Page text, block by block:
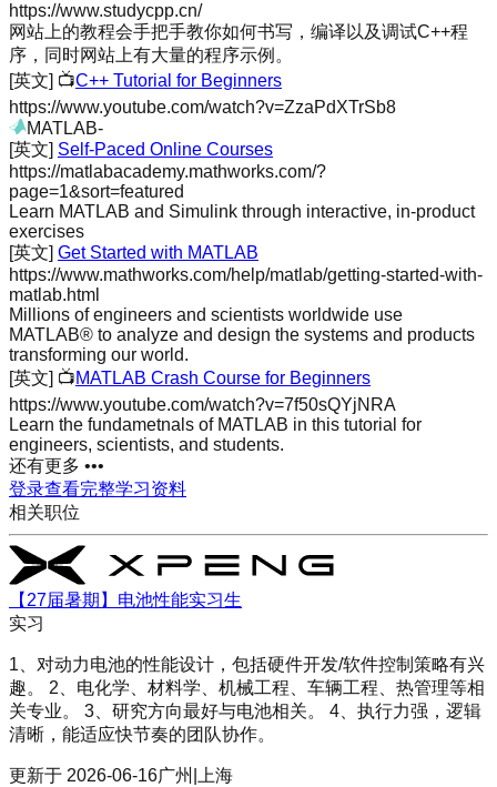
https://www.studycpp.cn/
网站上的教程会手把手教你如何书写，编译以及调试C++程
序，同时网站上有大量的程序示例。
[英文] 📺C++ Tutorial for Beginners
https://www.youtube.com/watch?v=ZzaPdXTrSb8
MATLAB-
[英文] Self-Paced Online Courses
https://matlabacademy.mathworks.com/?
page=1&sort=featured
Learn MATLAB and Simulink through interactive, in-product
exercises
[英文] Get Started with MATLAB
https://www.mathworks.com/help/matlab/getting-started-with-
matlab.html
Millions of engineers and scientists worldwide use
MATLAB® to analyze and design the systems and products
transforming our world.
[英文] 📺MATLAB Crash Course for Beginners
https://www.youtube.com/watch?v=7f50sQYjNRA
Learn the fundametnals of MATLAB in this tutorial for
engineers, scientists, and students.
还有更多 •••
登录查看完整学习资料
相关职位
【27届暑期】电池性能实习生
实习
1、对动力电池的性能设计，包括硬件开发/软件控制策略有兴
趣。 2、电化学、材料学、机械工程、车辆工程、热管理等相
关专业。 3、研究方向最好与电池相关。 4、执行力强，逻辑
清晰，能适应快节奏的团队协作。
更新于 2026-06-16广州|上海